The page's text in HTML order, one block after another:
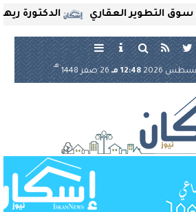
الدكتورة ريهام العقاري
12:48 مـ 26 صفر 1448
هـ